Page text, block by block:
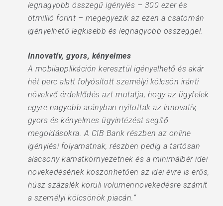
legnagyobb összegű igénylés – 300 ezer és
ötmillió forint – megegyezik az ezen a csatornán
igényelhető legkisebb és legnagyobb összeggel.
Innovatív, gyors, kényelmes
A mobilapplikáción keresztül igényelhető és akár
hét perc alatt folyósított személyi kölcsön iránti
növekvő érdeklődés azt mutatja, hogy az ügyfelek
egyre nagyobb arányban nyitottak az innovatív,
gyors és kényelmes ügyintézést segítő
megoldásokra. A CIB Bank részben az online
igénylési folyamatnak, részben pedig a tartósan
alacsony kamatkörnyezetnek és a minimálbér idei
növekedésének köszönhetően az idei évre is erős,
húsz százalék körüli volumennövekedésre számít
a személyi kölcsönök piacán.”